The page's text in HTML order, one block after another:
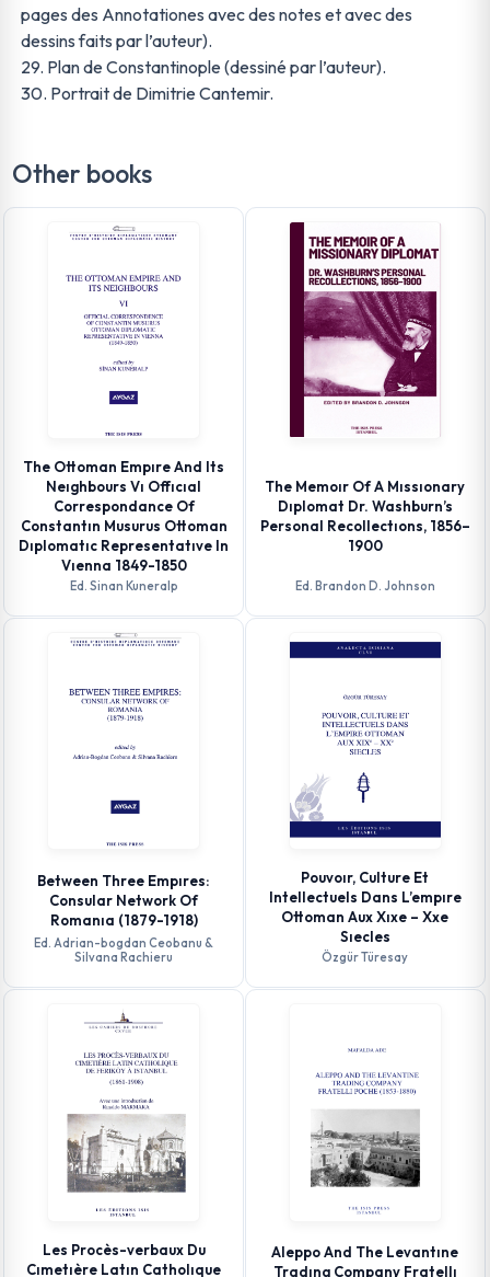
pages des Annotationes avec des notes et avec des
dessins faits par l’auteur).
29. Plan de Constantinople (dessiné par l’auteur).
30. Portrait de Dimitrie Cantemir.
Other books
The Ottoman Empıre And Its
Neıghbours Vı Offıcıal
Correspondance Of
Constantın Musurus Ottoman
Dıplomatıc Representatıve In
Vıenna 1849-1850
Ed. Sinan Kuneralp
The Memoır Of A Mıssıonary
Dıplomat Dr. Washburn’s
Personal Recollectıons, 1856–
1900
Ed. Brandon D. Johnson
Between Three Empıres:
Consular Network Of
Romanıa (1879-1918)
Ed. Adrian-bogdan Ceobanu &
Silvana Rachieru
Pouvoır, Culture Et
Intellectuels Dans L’empıre
Ottoman Aux Xıxe – Xxe
Sıecles
Özgür Türesay
Les Procès-verbaux Du
Cımetıère Latın Catholıque
Aleppo And The Levantıne
Tradıng Company Fratellı